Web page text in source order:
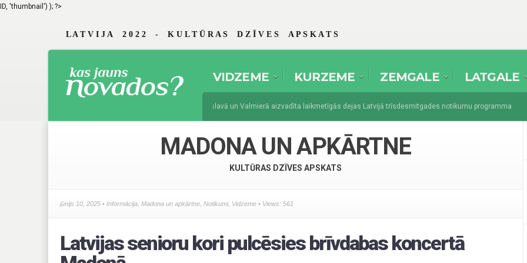
ID, 'thumbnail') ); ?>
L A T V I J A 2 0 2 2 - K U L T Ū R A S D Z Ī V E S A P S K A T S
VIDZEME KURZEME ZEMGALE LATGALE
Braslavā un Valmierā aizvadīta laikmetīgās dejas Latvijā trīsdesmitgades notikumu programma
MADONA UN APKĀRTNE
KULTŪRAS DZĪVES APSKATS
jūnijs 10, 2025 • Informācija Madona un apkārtne Notikumi, Vidzeme • Views: 561
Latvijas senioru kori pulcēsies brīvdabas koncertā